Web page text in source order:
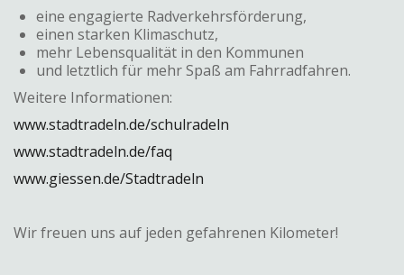
eine engagierte Radverkehrsförderung,
einen starken Klimaschutz,
mehr Lebensqualität in den Kommunen
und letztlich für mehr Spaß am Fahrradfahren.
Weitere Informationen:
www.stadtradeln.de/schulradeln
www.stadtradeln.de/faq
www.giessen.de/Stadtradeln
Wir freuen uns auf jeden gefahrenen Kilometer!